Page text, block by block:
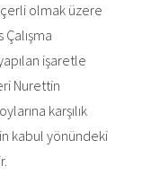
olmak üzere
işaretle
Nurettin
karşılık
kabul yönündeki